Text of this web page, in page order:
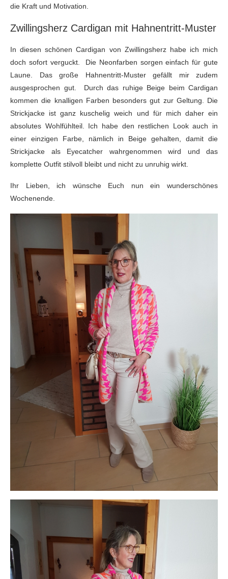
die Kraft und Motivation.
Zwillingsherz Cardigan mit Hahnentritt-Muster
In diesen schönen Cardigan von Zwillingsherz habe ich mich
doch sofort verguckt. Die Neonfarben sorgen einfach für gute
Laune. Das große Hahnentritt-Muster gefällt mir zudem
ausgesprochen gut. Durch das ruhige Beige beim Cardigan
kommen die knalligen Farben besonders gut zur Geltung. Die
Strickjacke ist ganz kuschelig weich und für mich daher ein
absolutes Wohlfühlteil. Ich habe den restlichen Look auch in
einer einzigen Farbe, nämlich in Beige gehalten, damit die
Strickjacke als Eyecatcher wahrgenommen wird und das
komplette Outfit stilvoll bleibt und nicht zu unruhig wirkt.
Ihr Lieben, ich wünsche Euch nun ein wunderschönes
Wochenende.